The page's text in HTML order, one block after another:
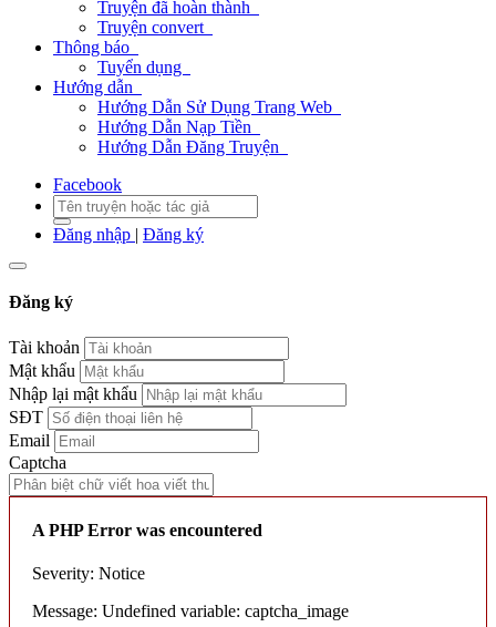
Truyện đã hoàn thành
Truyện convert
Thông báo
Tuyển dụng
Hướng dẫn
Hướng Dẫn Sử Dụng Trang Web
Hướng Dẫn Nạp Tiền
Hướng Dẫn Đăng Truyện
Facebook
Đăng nhập | Đăng ký
Đăng ký
Tài khoản
Mật khẩu
Nhập lại mật khẩu
SĐT
Email
Captcha
A PHP Error was encountered
Severity: Notice
Message: Undefined variable: captcha_image